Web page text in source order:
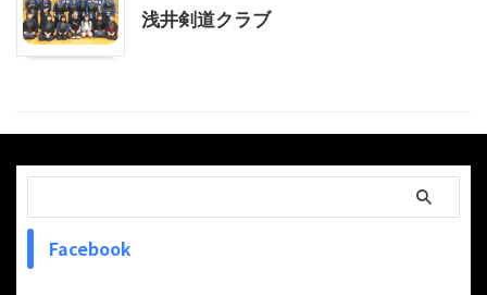
浅井剣道クラブ
Facebook